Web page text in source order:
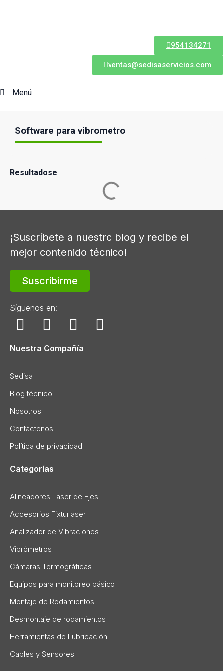
954134271
ventas@sedisaservicios.com
Menú
Software para vibrometro
Resultadose
¡Suscríbete a nuestro blog y recibe el
mejor contenido técnico!
Suscribirme
Síguenos en:
Nuestra Compañía
Sedisa
Blog técnico
Nosotros
Contáctenos
Política de privacidad
Categorías
Alineadores Laser de Ejes
Accesorios Fixturlaser
Analizador de Vibraciones
Vibrómetros
Cámaras Termográficas
Equipos para monitoreo básico
Montaje de Rodamientos
Desmontaje de rodamientos
Herramientas de Lubricación
Cables y Sensores